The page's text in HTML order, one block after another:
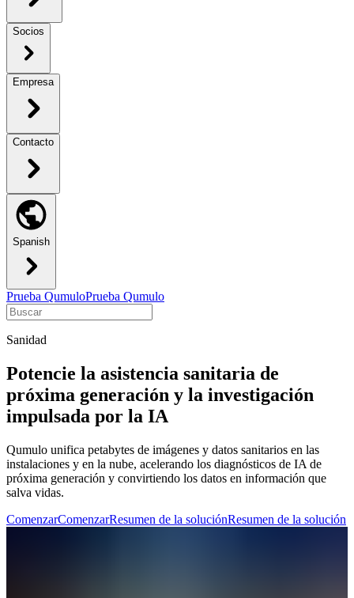
Socios
Empresa
Contacto
Spanish
Prueba QumuloPrueba Qumulo
Sanidad
Potencie la asistencia sanitaria de
próxima generación y la investigación
impulsada por la IA
Qumulo unifica petabytes de imágenes y datos sanitarios en las
instalaciones y en la nube, acelerando los diagnósticos de IA de
próxima generación y convirtiendo los datos en información que
salva vidas.
ComenzarComenzarResumen de la soluciónResumen de la solución